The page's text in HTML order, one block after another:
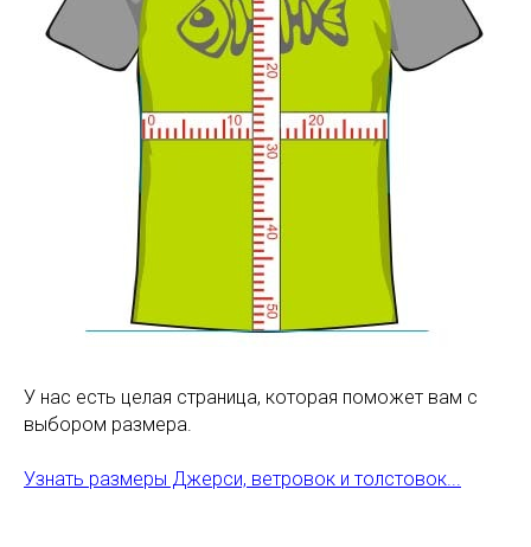
У нас есть целая страница, которая поможет вам с
выбором размера.
Узнать размеры Джерси, ветровок и толстовок...